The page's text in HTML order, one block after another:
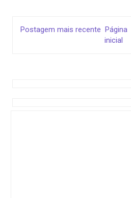
Postagem mais recente Página
inicial